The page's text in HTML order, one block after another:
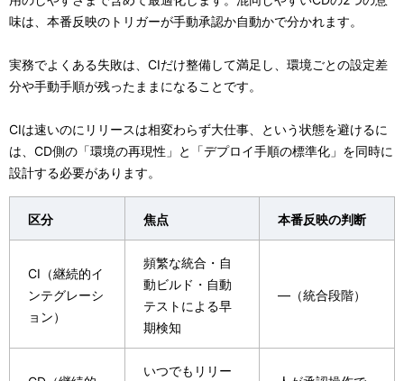
味は、本番反映のトリガーが手動承認か自動かで分かれます。
実務でよくある失敗は、CIだけ整備して満足し、環境ごとの設定差
分や手動手順が残ったままになることです。
CIは速いのにリリースは相変わらず大仕事、という状態を避けるに
は、CD側の「環境の再現性」と「デプロイ手順の標準化」を同時に
設計する必要があります。
区分 焦点 本番反映の判断
CI（継続的イ
ンテグレーシ
ョン）
頻繁な統合・自
動ビルド・自動
テストによる早
期検知
—（統合段階）
いつでもリリー